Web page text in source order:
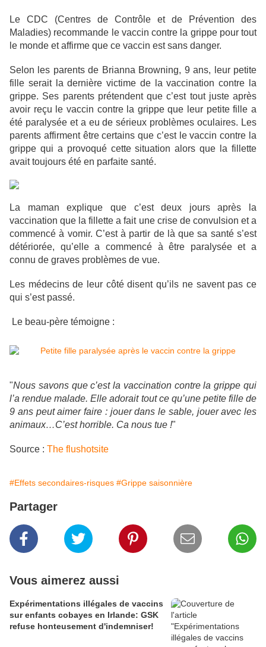
Le CDC (Centres de Contrôle et de Prévention des
Maladies) recommande le vaccin contre la grippe pour tout
le monde et affirme que ce vaccin est sans danger.
Selon les parents de Brianna Browning, 9 ans, leur petite
fille serait la dernière victime de la vaccination contre la
grippe. Ses parents prétendent que c’est tout juste après
avoir reçu le vaccin contre la grippe que leur petite fille a
été paralysée et a eu de sérieux problèmes oculaires. Les
parents affirment être certains que c’est le vaccin contre la
grippe qui a provoqué cette situation alors que la fillette
avait toujours été en parfaite santé.
La maman explique que c’est deux jours après la
vaccination que la fillette a fait une crise de convulsion et a
commencé à vomir. C’est à partir de là que sa santé s’est
détériorée, qu’elle a commencé à être paralysée et a
connu de graves problèmes de vue.
Les médecins de leur côté disent qu’ils ne savent pas ce
qui s’est passé.
Le beau-père témoigne :
"Nous savons que c’est la vaccination contre la grippe qui
l’a rendue malade. Elle adorait tout ce qu’une petite fille de
9 ans peut aimer faire : jouer dans le sable, jouer avec les
animaux…C’est horrible. Ca nous tue !"
Source : The flushotsite
#Effets secondaires-risques #Grippe saisonnière
Partager
Vous aimerez aussi
Expérimentations illégales de vaccins
sur enfants cobayes en Irlande: GSK
refuse honteusement d'indemniser!